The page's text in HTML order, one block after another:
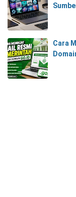
Cara